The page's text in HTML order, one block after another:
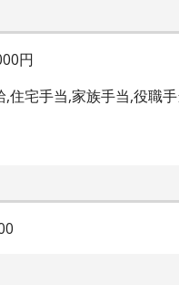
円
,住宅手当,家族手当,役職